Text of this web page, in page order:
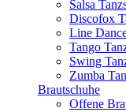
Salsa
Discofox
Line
Tango
Swing
Zumba
Brautschuhe
Offene